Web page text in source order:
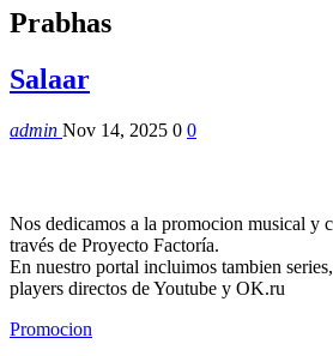
Prabhas
Salaar
admin Nov 14, 2025 0 0
Nos dedicamos a la promocion musical y
través de Proyecto Factoría.
En nuestro portal incluimos tambien
players directos de Youtube y OK.ru
Promocion